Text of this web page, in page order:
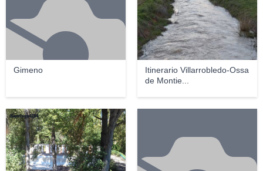
Gimeno
Itinerario Villarrobledo-Ossa
de Montie...
Santisgs4154